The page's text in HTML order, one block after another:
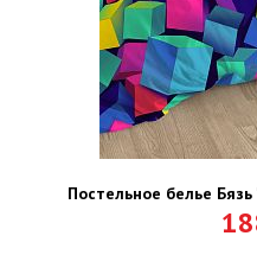
Постельное белье